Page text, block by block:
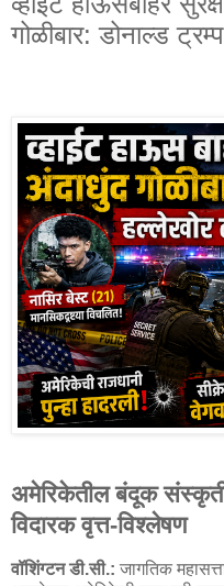
गोळीबार: डोनाल्ड
अमेरिकेतील बंदूक
विदारक वृत्त-विश्लेषण
वॉशिंग्टन डी.सी.: जागतिक